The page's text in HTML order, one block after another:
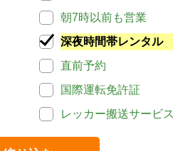
朝7時以前も営業
深夜時間帯レンタル
直前予約
国際運転免許証
レッカー搬送サービス